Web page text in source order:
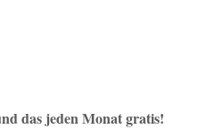
4.
3.